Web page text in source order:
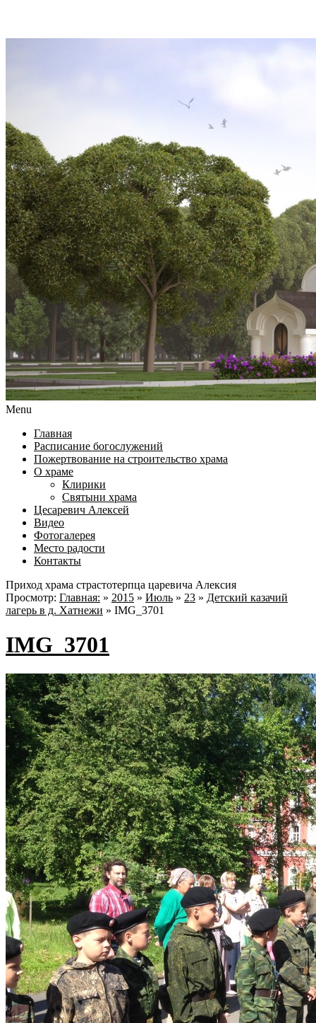
Menu
Главная
Расписание богослужений
Пожертвование на строительство храма
О храме
Клирики
Святыни храма
Цесаревич Алексей
Видео
Фотогалерея
Место радости
Контакты
Приход храма страстотерпца царевича Алексия
Просмотр: Главная: » 2015 » Июль » 23 » Детский казачий
лагерь в д. Хатнежи » IMG_3701
IMG_3701